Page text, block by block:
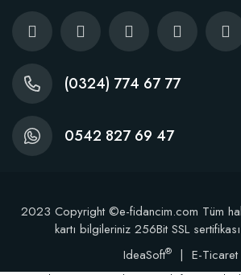
(0324) 774 67 77
0542 827 69 47
2023 Copyright ©e-fidancim.com Tüm
kartı bilgileriniz 256Bit SSL
IdeaSoft® | E-Ticaret